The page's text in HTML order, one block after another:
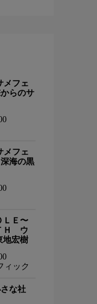
メフェ
らのサ
メフェ
海の黒
Ｅ〜
Ｈ ウ
地宏樹
ィック
な社